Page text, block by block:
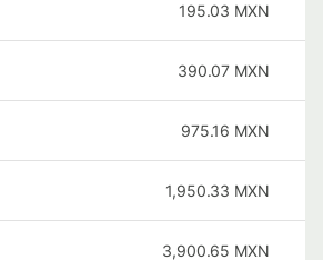
195.03 MXN
390.07 MXN
975.16 MXN
1,950.33 MXN
3,900.65 MXN